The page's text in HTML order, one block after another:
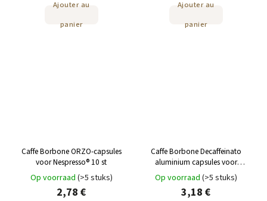
Ajouter au
panier
Ajouter au
panier
Caffe Borbone ORZO-capsules
voor Nespresso® 10 st
Op voorraad (>5 stuks)
2,78 €
Caffe Borbone Decaffeinato
aluminium capsules voor
Nespresso® 10 st
Op voorraad (>5 stuks)
3,18 €